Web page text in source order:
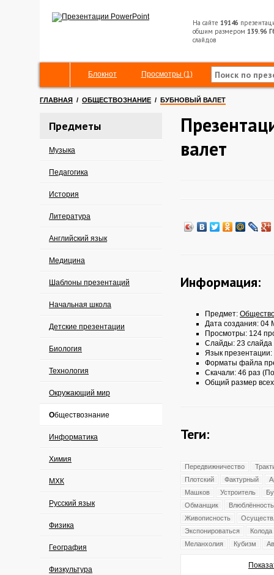
На сайте 19146
общим размером 139.96
слайдов
Блокнот Просмотры (1)
ГЛАВНАЯ / ОБЩЕСТВОЗНАНИЕ / БУБНОВЫЙ ВАЛЕТ
Предметы
Музыка
Педагогика
История
Литература
Английский язык
Медицина
Шаблоны презентаций
Начальная школа
Детские презентации
Биология
Технология
Окружающий мир
Обществознание
Информатика
Химия
МХК
Русский язык
Физика
География
Физкультура
валет
Информация:
Предмет:
Дата создания: 04
Просмотры: 124
Слайды: 23 слайда
Язык презентации:
Форматы файла
Скачали: 46 раз
Общий размер
Теги:
Передвижничество
Плотский
Фактурный
Машков
Устроитель
Обманщик
Влюблённость
Живописность
Экспонироваться
Колода
Меланхолия
Кубизм